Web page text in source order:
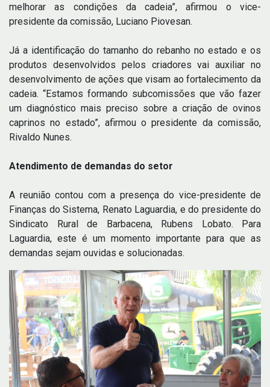
melhorar as condições da cadeia”, afirmou o vice-
presidente da comissão, Luciano Piovesan.
Já a identificação do tamanho do rebanho no estado e os
produtos desenvolvidos pelos criadores vai auxiliar no
desenvolvimento de ações que visam ao fortalecimento da
cadeia. “Estamos formando subcomissões que vão fazer
um diagnóstico mais preciso sobre a criação de ovinos
caprinos no estado”, afirmou o presidente da comissão,
Rivaldo Nunes.
Atendimento de demandas do setor
A reunião contou com a presença do vice-presidente de
Finanças do Sistema, Renato Laguardia, e do presidente do
Sindicato Rural de Barbacena, Rubens Lobato. Para
Laguardia, este é um momento importante para que as
demandas sejam ouvidas e solucionadas.